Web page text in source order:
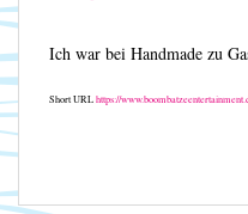
Ich war bei Handmade zu
Short URLhttps://